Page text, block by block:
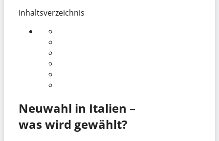
Inhaltsverzeichnis
Neuwahl in Italien –
was wird gewählt?